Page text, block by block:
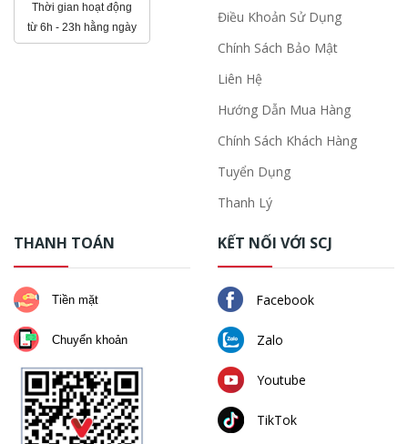
Thời gian hoạt động
từ 6h - 23h hằng ngày
Điều Khoản Sử Dụng
Chính Sách Bảo Mật
Liên Hệ
Hướng Dẫn Mua Hàng
Chính Sách Khách Hàng
Tuyển Dụng
Thanh Lý
THANH TOÁN
Tiền mặt
Chuyển khoản
KẾT NỐI VỚI SCJ
Facebook
Zalo
Youtube
TikTok